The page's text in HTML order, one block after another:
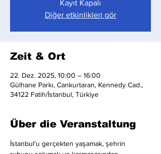
Kayıt Kapalı
Diğer etkinlikleri gör
Zeit & Ort
22. Dez. 2025, 10:00 – 16:00
Gülhane Parkı, Cankurtaran, Kennedy Cad.,
34122 Fatih/İstanbul, Türkiye
Über die Veranstaltung
İstanbul'u gerçekten yaşamak, şehrin